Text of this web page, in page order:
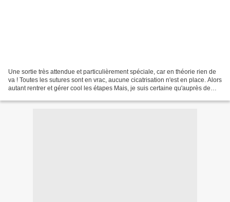
Une sortie très attendue et particulièrement spéciale, car en théorie rien de
va ! Toutes les sutures sont en vrac, aucune cicatrisation n'est en place. Alors
autant rentrer et gérer cool les étapes Mais, je suis certaine qu'auprès de